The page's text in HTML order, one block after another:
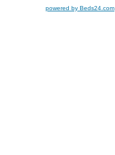
powered by Beds24.com